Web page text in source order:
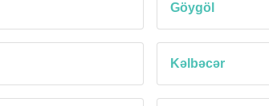
Göygöl
Kəlbəcər